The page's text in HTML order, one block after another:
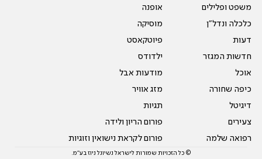
משפט ופלילים
כלכלה ונדל"ן
דעות
חדשות המגזר
אוכל
כיפה שחורה
דיגיטל
צעירים
רפואה שלמה
אופנה
מוסיקה
פיוטקאסט
ילדודס
מודעות אבל
מזג אוויר
תגיות
פורום הריון ולידה
פורום לקראת נישואין וזוגיות
© כל הזכויות שמורות לישראל נשיונל ניוז בע"מ.